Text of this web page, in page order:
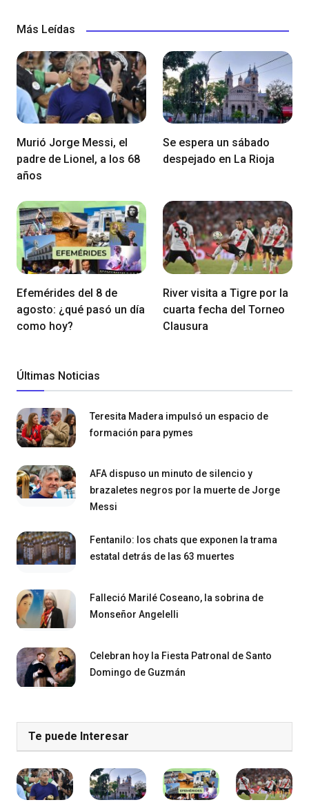
Más Leídas
Murió Jorge Messi, el
padre de Lionel, a los 68
años
Se espera un sábado
despejado en La Rioja
Efemérides del 8 de
agosto: ¿qué pasó un día
como hoy?
River visita a Tigre por la
cuarta fecha del Torneo
Clausura
Últimas Noticias
Teresita Madera impulsó un espacio de
formación para pymes
AFA dispuso un minuto de silencio y
brazaletes negros por la muerte de Jorge
Messi
Fentanilo: los chats que exponen la trama
estatal detrás de las 63 muertes
Falleció Marilé Coseano, la sobrina de
Monseñor Angelelli
Celebran hoy la Fiesta Patronal de Santo
Domingo de Guzmán
Te puede Interesar